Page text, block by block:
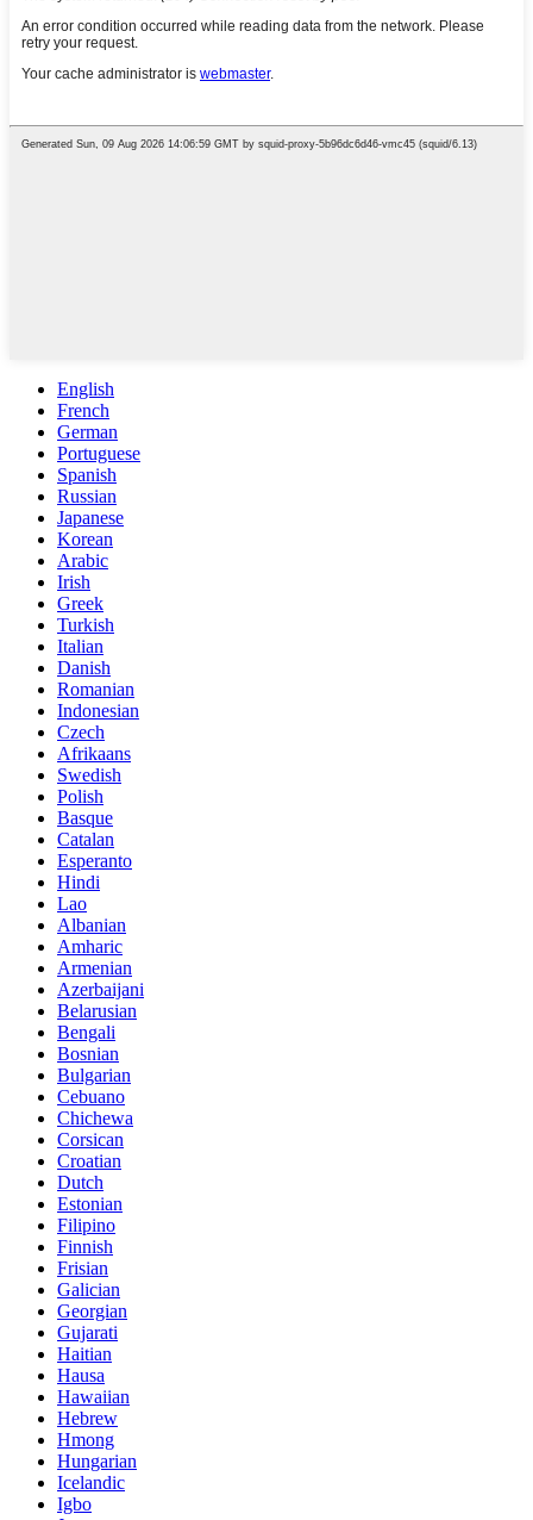
English
French
German
Portuguese
Spanish
Russian
Japanese
Korean
Arabic
Irish
Greek
Turkish
Italian
Danish
Romanian
Indonesian
Czech
Afrikaans
Swedish
Polish
Basque
Catalan
Esperanto
Hindi
Lao
Albanian
Amharic
Armenian
Azerbaijani
Belarusian
Bengali
Bosnian
Bulgarian
Cebuano
Chichewa
Corsican
Croatian
Dutch
Estonian
Filipino
Finnish
Frisian
Galician
Georgian
Gujarati
Haitian
Hausa
Hawaiian
Hebrew
Hmong
Hungarian
Icelandic
Igbo